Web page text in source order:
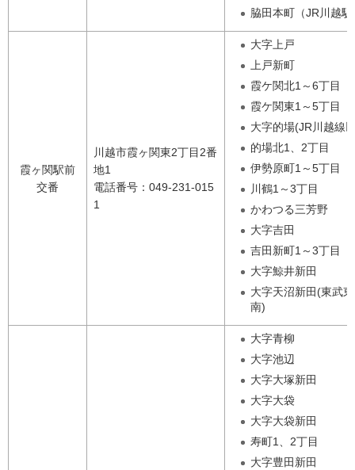
脇田本町（JR川越
霞ヶ関駅前
交番
川越市霞ヶ関東2丁目2番
地1
電話番号：049-231-015
1
大字上戸
上戸新町
霞ケ関北1～6丁目
霞ケ関東1～5丁目
大字的場(JR川越線
的場北1、2丁目
伊勢原町1～5丁目
川鶴1～3丁目
かわつる三芳野
大字吉田
吉田新町1～3丁目
大字鯨井新田
大字天沼新田(東武
南)
大字青柳
大字池辺
大字大塚新田
大字大袋
大字大袋新田
寿町1、2丁目
大字豊田新田